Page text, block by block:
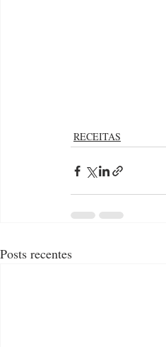
RECEITAS
Posts recentes